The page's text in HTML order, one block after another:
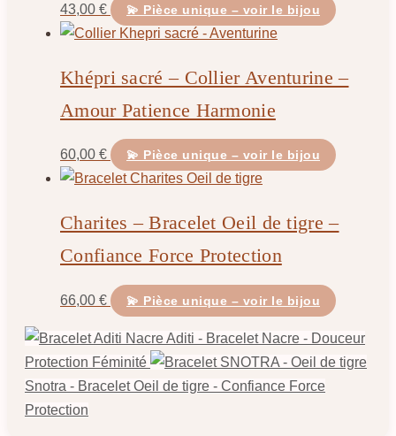
43,00 € 💫 Pièce unique – voir le bijou
Khépri sacré – Collier Aventurine –
Amour Patience Harmonie
60,00 € 💫 Pièce unique – voir le bijou
Charites – Bracelet Oeil de tigre –
Confiance Force Protection
66,00 € 💫 Pièce unique – voir le bijou
Aditi - Bracelet Nacre - Douceur
Protection Féminité
Snotra - Bracelet Oeil de tigre - Confiance Force
Protection